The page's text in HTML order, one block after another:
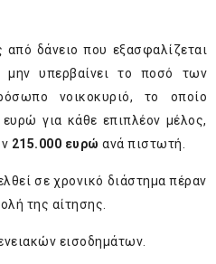
δάνειο που εξασφαλίζεται
μην υπερβαίνει το ποσό των
νοικοκυριό, το οποίο
για κάθε επιπλέον μέλος,
215.000 ευρώ ανά πιστωτή.
σε χρονικό διάστημα πέραν
της αίτησης.
εισοδημάτων.